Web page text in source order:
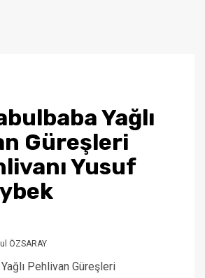
Yağlı
Güreşleri
Yusuf
ÖZSARAY
Pehlivan Güreşleri